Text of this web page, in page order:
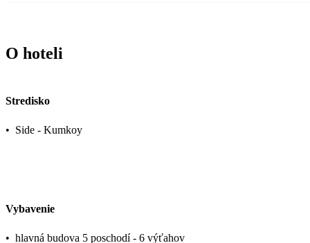
O hoteli
Stredisko
• Side - Kumkoy
Vybavenie
• hlavná budova 5 poschodí - 6 výťahov